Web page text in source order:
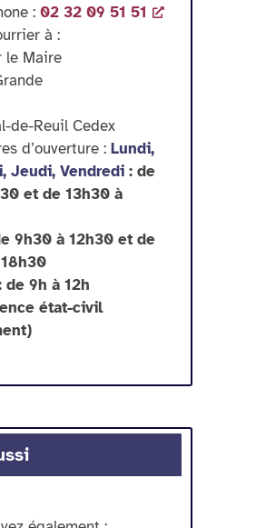
: 02 32 09 51 51
à :
le Maire
de-Reuil Cedex
d’ouverture : Lundi,
Jeudi, Vendredi : de
et de 13h30 à
9h30 à 12h30 et de
de 9h à 12h
état-civil